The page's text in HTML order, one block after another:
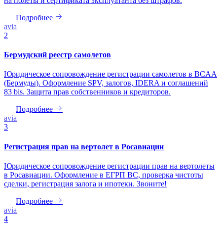
Подробнее
avia
2
Бермудский реестр самолетов
Юридическое сопровождение регистрации самолетов в BCAA
(Бермуды). Оформление SPV, залогов, IDERA и соглашений
83 bis. Защита прав собственников и кредиторов.
Подробнее
avia
3
Регистрация прав на вертолет в Росавиации
Юридическое сопровождение регистрации прав на вертолеты
в Росавиации. Оформление в ЕГРП ВС, проверка чистоты
сделки, регистрация залога и ипотеки. Звоните!
Подробнее
avia
4